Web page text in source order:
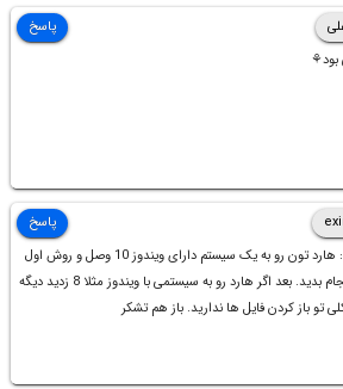
بود⚘
پاسخ
نکته: هارد تون رو به یک سیستم دارای ویندوز 10 وصل و روش اول
را انجام بدید. بعد اگر هارد رو به سیستمی با ویندوز مثلا 8 زدید دیگه
تو باز کردن فایل ها ندارید. باز هم تشکر
پاسخ